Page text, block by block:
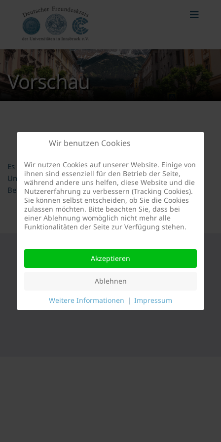
Vorschau
Es gibt keine Beiträge in dieser Kategorie. Wenn
Unterkategorien angezeigt werden, können diese aber
Beiträge enthalten.
Wir benutzen Cookies
Wir nutzen Cookies auf unserer Website. Einige von
ihnen sind essenziell für den Betrieb der Seite,
während andere uns helfen, diese Website und die
Nutzererfahrung zu verbessern (Tracking Cookies).
Sie können selbst entscheiden, ob Sie die Cookies
zulassen möchten. Bitte beachten Sie, dass bei
einer Ablehnung womöglich nicht mehr alle
Funktionalitäten der Seite zur Verfügung stehen.
Akzeptieren
Ablehnen
Weitere Informationen | Impressum